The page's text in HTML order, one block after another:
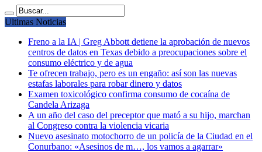
Ultimas Noticias
Freno a la IA | Greg Abbott detiene la aprobación de nuevos
centros de datos en Texas debido a preocupaciones sobre el
consumo eléctrico y de agua
Te ofrecen trabajo, pero es un engaño: así son las nuevas
estafas laborales para robar dinero y datos
Examen toxicológico confirma consumo de cocaína de
Candela Arizaga
A un año del caso del preceptor que mató a su hijo, marchan
al Congreso contra la violencia vicaria
Nuevo asesinato motochorro de un policía de la Ciudad en el
Conurbano: «Asesinos de m…, los vamos a agarrar»